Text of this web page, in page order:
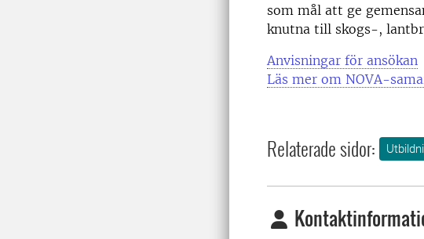
som mål att ge
knutna till skogs-,
Anvisningar för ansökan
Läs mer om NOVA-
Relaterade sidor: